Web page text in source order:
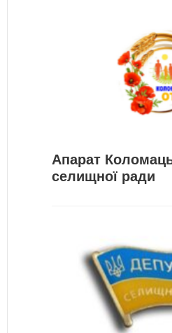
Апарат
селищної ради